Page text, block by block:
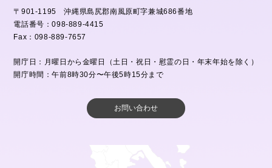
〒901-1195 沖縄県島尻郡南風原町字兼城686番地
電話番号：098-889-4415
Fax：098-889-7657
開庁日：月曜日から金曜日（土日・祝日・慰霊の日・年末年始を除く）
開庁時間：午前8時30分〜午後5時15分まで
お問い合わせ